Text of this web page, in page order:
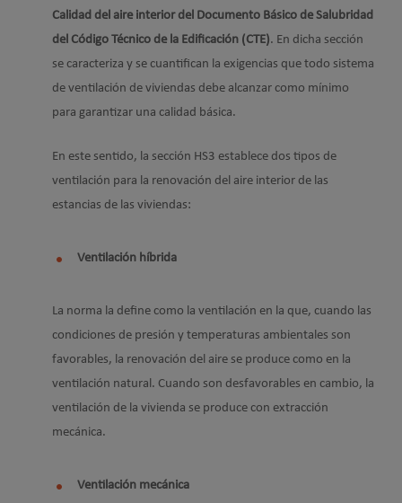
Calidad del aire interior del Documento Básico de Salubridad
del Código Técnico de la Edificación (CTE). En dicha sección
se caracteriza y se cuantifican la exigencias que todo sistema
de ventilación de viviendas debe alcanzar como mínimo
para garantizar una calidad básica.
En este sentido, la sección HS3 establece dos tipos de
ventilación para la renovación del aire interior de las
estancias de las viviendas:
Ventilación híbrida
La norma la define como la ventilación en la que, cuando las
condiciones de presión y temperaturas ambientales son
favorables, la renovación del aire se produce como en la
ventilación natural. Cuando son desfavorables en cambio, la
ventilación de la vivienda se produce con extracción
mecánica.
Ventilación mecánica